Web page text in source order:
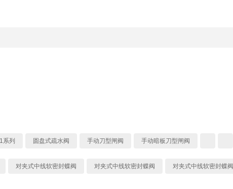
系列 圆盘式疏水阀 手动刀型闸阀 手动暗板刀型闸阀
对夹式中线软密封蝶阀 对夹式中线软密封蝶阀 对夹式中线软密封蝶阀